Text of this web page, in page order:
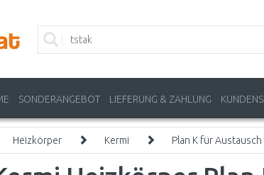
SONDERANGEBOT LIEFERUNG & ZAHLUNG
Heizkörper Kermi Plan K für Austausch